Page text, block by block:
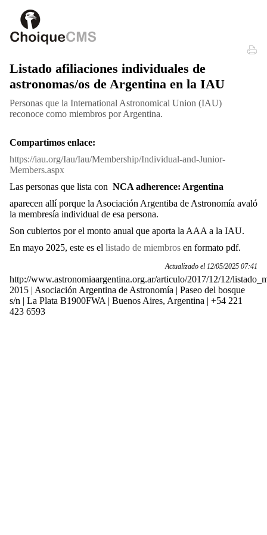
Listado afiliaciones individuales de
astronomas/os de Argentina en la IAU
Personas que la International Astronomical Union (IAU)
reconoce como miembros por Argentina.
Compartimos enlace:
https://iau.org/Iau/Iau/Membership/Individual-and-Junior-
Members.aspx
Las personas que lista con NCA adherence: Argentina
aparecen allí porque la Asociación Argentiba de Astronomía avaló
la membresía individual de esa persona.
Son cubiertos por el monto anual que aporta la AAA a la IAU.
En mayo 2025, este es el listado de miembros en formato pdf.
Actualizado el 12/05/2025 07:41
http://www.astronomiaargentina.org.ar/articulo/2017/12/12/
2015 | Asociación Argentina de Astronomía | Paseo del bosque
s/n | La Plata B1900FWA | Buenos Aires, Argentina | +54 221
423 6593